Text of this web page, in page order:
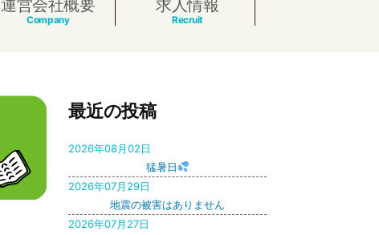
運営会社概要 求人情報
最近の投稿
2026年08月02日
猛暑日
2026年07月29日
地震の被害はありません
2026年07月27日